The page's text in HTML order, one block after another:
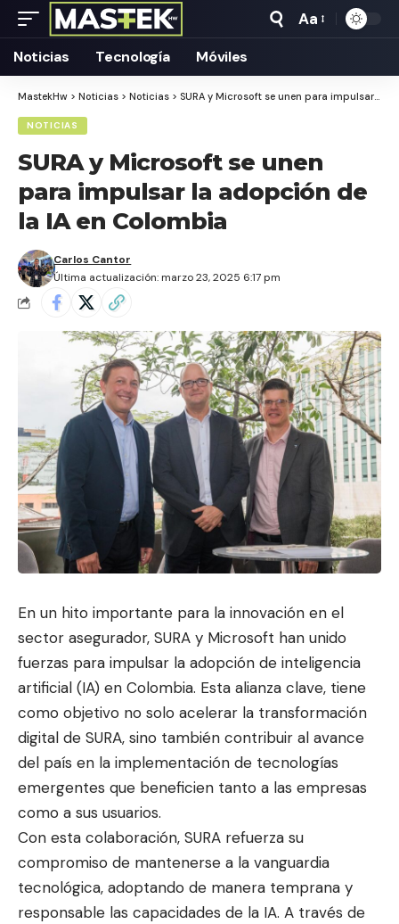
Tamaño
Aa
Noticias Tecnología Móviles
MastekHw > Noticias > Noticias > SURA y Microsoft se unen para impulsar la adopción de la IA en Colombia
NOTICIAS
SURA y Microsoft se unen
para impulsar la adopción de
la IA en Colombia
Última actualización: marzo 23, 2025 6:17 pm
Carlos Cantor
En un hito importante para la innovación en el
sector asegurador, SURA y Microsoft han unido
fuerzas para impulsar la adopción de inteligencia
artificial (IA) en Colombia. Esta alianza clave, tiene
como objetivo no solo acelerar la transformación
digital de SURA, sino también contribuir al avance
del país en la implementación de tecnologías
emergentes que beneficien tanto a las empresas
como a sus usuarios.
Con esta colaboración, SURA refuerza su
compromiso de mantenerse a la vanguardia
tecnológica, adoptando de manera temprana y
responsable las capacidades de la IA. A través de